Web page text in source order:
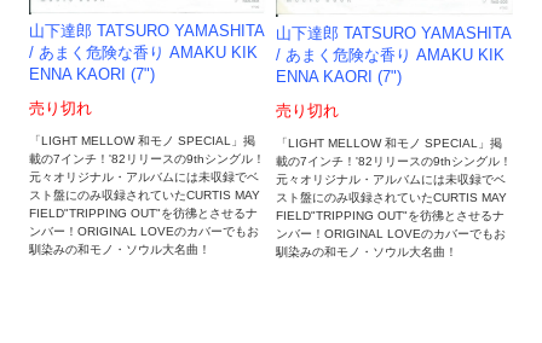
山下達郎 TATSURO YAMASHITA
/ あまく危険な香り AMAKU KIK
ENNA KAORI (7")
売り切れ
「LIGHT MELLOW 和モノ SPECIAL」掲
載の7インチ！'82リリースの9thシングル！
元々オリジナル・アルバムには未収録でベ
スト盤にのみ収録されていたCURTIS MAY
FIELD"TRIPPING OUT"を彷彿とさせるナ
ンバー！ORIGINAL LOVEのカバーでもお
馴染みの和モノ・ソウル大名曲！
山下達郎 TATSURO YAMASHITA
/ あまく危険な香り AMAKU KIK
ENNA KAORI (7")
売り切れ
「LIGHT MELLOW 和モノ SPECIAL」掲
載の7インチ！'82リリースの9thシングル！
元々オリジナル・アルバムには未収録でベ
スト盤にのみ収録されていたCURTIS MAY
FIELD"TRIPPING OUT"を彷彿とさせるナ
ンバー！ORIGINAL LOVEのカバーでもお
馴染みの和モノ・ソウル大名曲！